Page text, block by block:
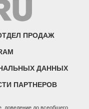
ПРОДАЖ
ДАННЫХ
ПАРТНЕРОВ
доведение до всеобщего